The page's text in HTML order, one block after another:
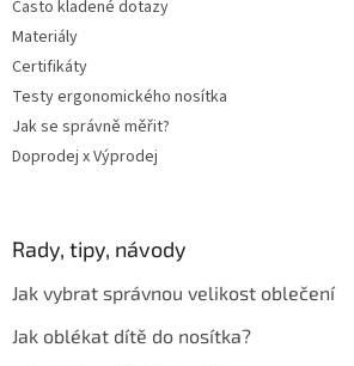
Často kladené dotazy
Materiály
Certifikáty
Testy ergonomického nosítka
Jak se správně měřit?
Doprodej x Výprodej
Rady, tipy, návody
Jak vybrat správnou velikost oblečení
Jak oblékat dítě do nosítka?